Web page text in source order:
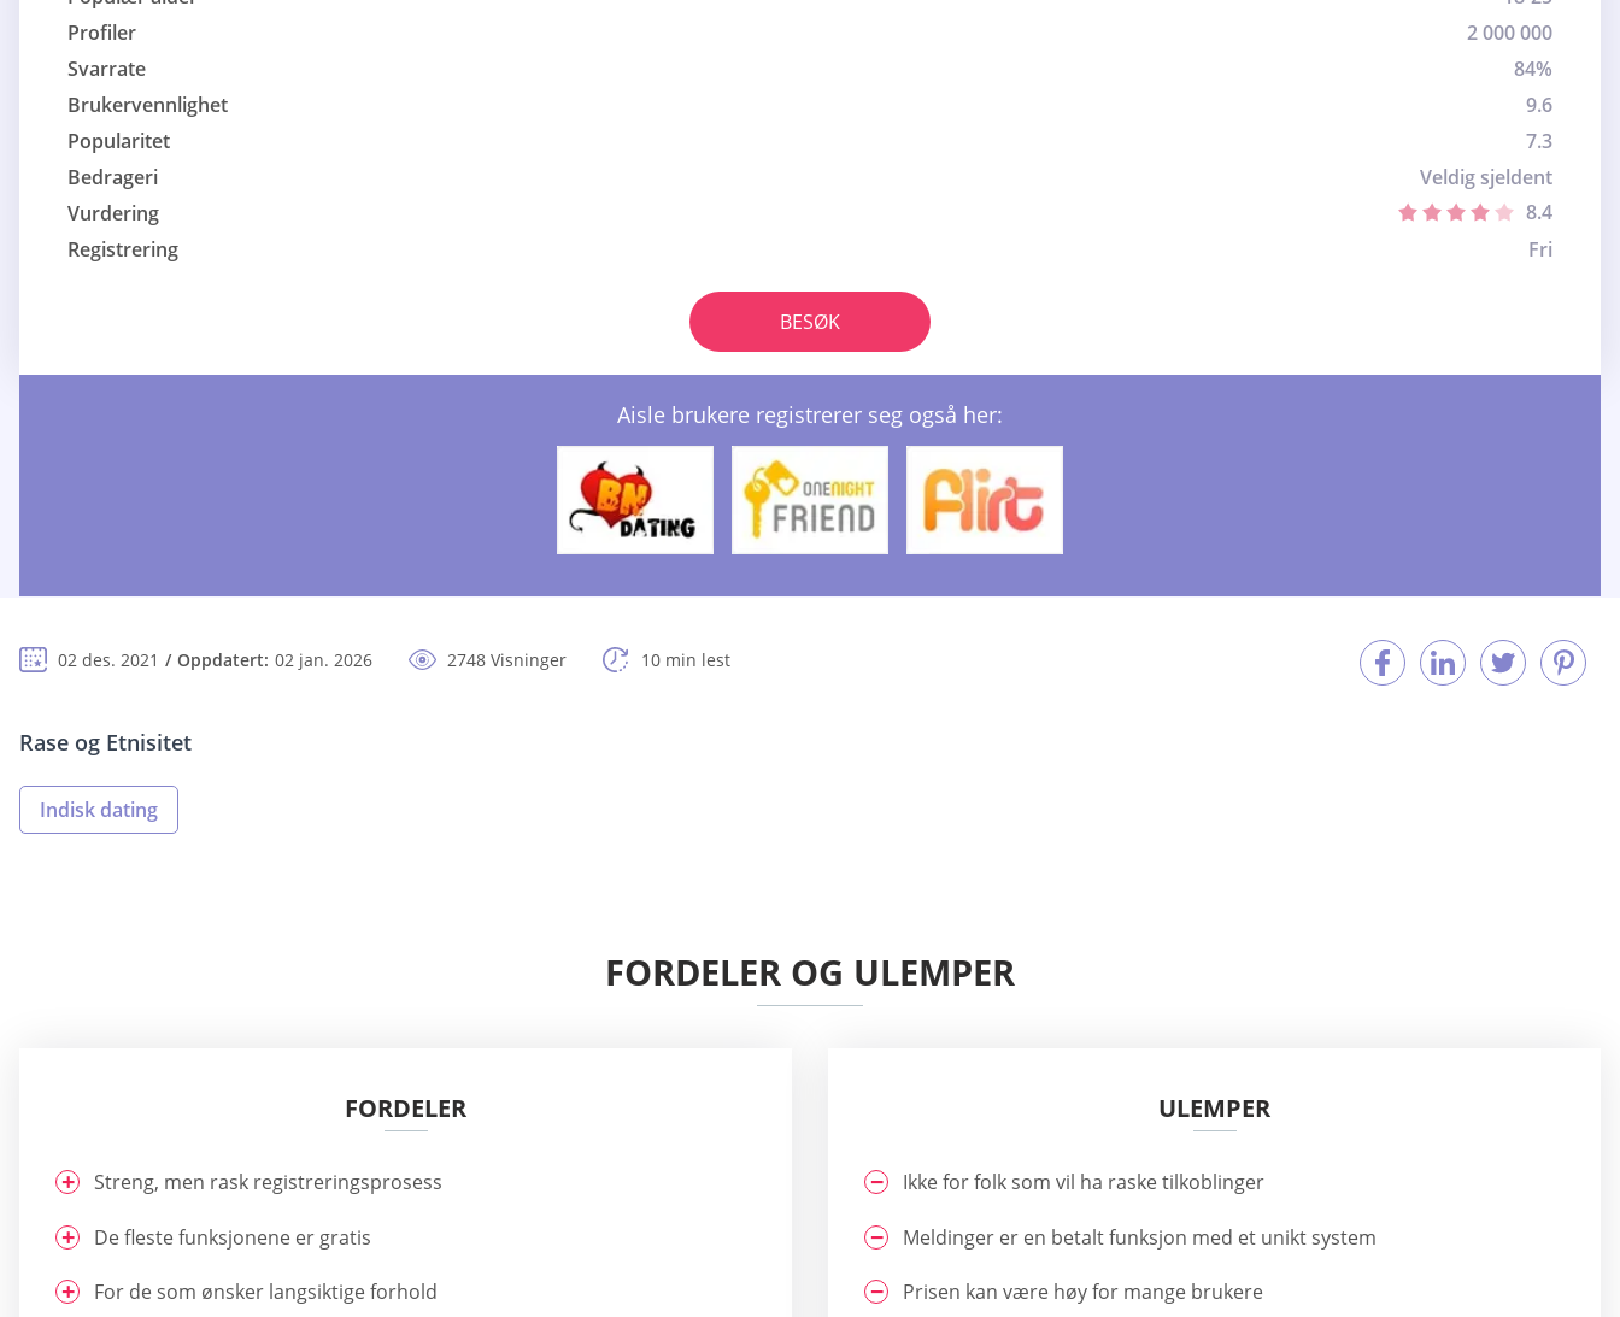
Profiler
2 000 000
Svarrate
84%
Brukervennlighet
9.6
Popularitet
7.3
Bedrageri
Veldig sjeldent
Vurdering
8.4
Registrering
Fri
BESØK
Aisle brukere registrerer seg også her:
02 des. 2021 Oppdatert: 02 jan. 2026 2748 Visninger 10 min lest
Rase og Etnisitet
Indisk dating
FORDELER OG ULEMPER
FORDELER
Streng, men rask registreringsprosess
De fleste funksjonene er gratis
For de som ønsker langsiktige forhold
ULEMPER
Ikke for folk som vil ha raske tilkoblinger
Meldinger er en betalt funksjon med et unikt system
Prisen kan være høy for mange brukere